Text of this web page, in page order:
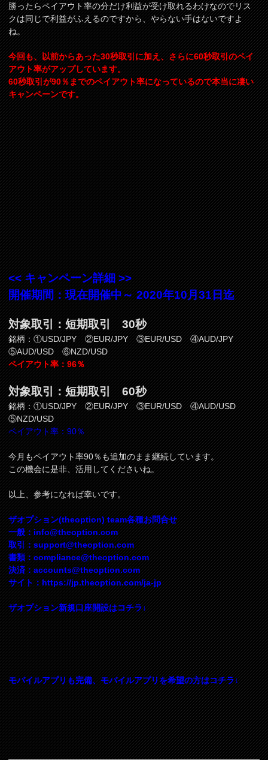
勝ったらペイアウト率の分だけ利益が受け取れるわけなのでリス
クは同じで利益がふえるのですから、やらない手はないですよ
ね。
今回も、以前からあった30秒取引に加え、さらに60秒取引のペイ
アウト率がアップしています。
60秒取引が90％までのペイアウト率になっているので本当に凄い
キャンペーンです。
<< キャンペーン詳細 >>
開催期間：現在開催中～ 2020年10月31日迄
対象取引：短期取引 30秒
銘柄：①USD/JPY ②EUR/JPY ③EUR/USD ④AUD/JPY
⑤AUD/USD ⑥NZD/USD
ペイアウト率：96％
​対象取引：短期取引 60秒
銘柄：①USD/JPY ②EUR/JPY ③EUR/USD ④AUD/USD
⑤NZD/USD
ペイアウト率：90％
今月もペイアウト率90％も追加のまま継続しています。
この機会に是非、活用してくださいね。
以上、参考になれば幸いです。
ザオプション(theoption) team各種お問合せ
一般：info@theoption.com
取引：support@theoption.com
書類：compliance@theoption.com
決済：accounts@theoption.com
サイト：https://jp.theoption.com/ja-jp
ザオプション新規口座開設はコチラ↓
モバイルアプリも完備、モバイルアプリを希望の方はコチラ↓